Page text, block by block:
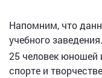
Напомним, что
учебного заведения.
25 человек юношей
спорте и